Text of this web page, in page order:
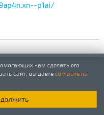
p1ai/
нам сделать его
сайт, вы даете согласие на